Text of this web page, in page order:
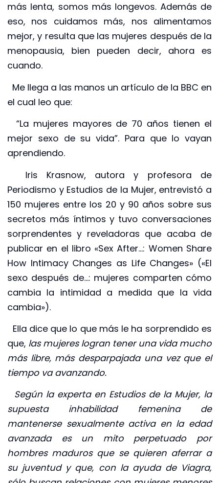
más lenta, somos más longevos. Además de
eso, nos cuidamos más, nos alimentamos
mejor, y resulta que las mujeres después de la
menopausia, bien pueden decir, ahora es
cuando.
Me llega a las manos un artículo de la BBC en
el cual leo que:
“La mujeres mayores de 70 años tienen el
mejor sexo de su vida”. Para que lo vayan
aprendiendo.
Iris Krasnow, autora y profesora de
Periodismo y Estudios de la Mujer, entrevistó a
150 mujeres entre los 20 y 90 años sobre sus
secretos más íntimos y tuvo conversaciones
sorprendentes y reveladoras que acaba de
publicar en el libro «Sex After…: Women Share
How Intimacy Changes as Life Changes» («El
sexo después de…: mujeres comparten cómo
cambia la intimidad a medida que la vida
cambia»).
Ella dice que lo que más le ha sorprendido es
que, las mujeres logran tener una vida mucho
más libre, más desparpajada una vez que el
tiempo va avanzando.
Según la experta en Estudios de la Mujer, la
supuesta inhabilidad femenina de
mantenerse sexualmente activa en la edad
avanzada es un mito perpetuado por
hombres maduros que se quieren aferrar a
su juventud y que, con la ayuda de Viagra,